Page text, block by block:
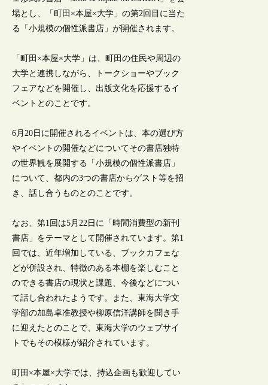
場とし、「町田×本屋×大学」の第2回目に当た
る「小規模の個性派書店」が開催されます。
「町田×本屋×大学」は、町田の住民や周辺の
大学と連携しながら、トークショーやブック
フェアなどを開催し、出版文化を応援するイ
ベントとのことです。
6月20日に開催されるイベントは、本の選び方
やイベントの開催などについてその書店独特
の世界観を展開する「小規模の個性派書店」
について、都内の3つの書店からゲスト等を招
き、話し合うものとのことです。
なお、第1回は5月22日に「時間消費型の新刊
書店」をテーマとして開催されています。第1
回では、近年増加している、ブックカフェな
どが併設され、特徴のある本棚を楽しむこと
のできる書店の現状と課題、今後などについ
て話し合われたようです。また、東海大学文
学部の加島卓准教授や柳原信洋講師を聞き手
に迎えたとのことで、東海大学のウェブサイ
トでもその模様が紹介されています。
町田×本屋×大学では、持込企画も歓迎してい